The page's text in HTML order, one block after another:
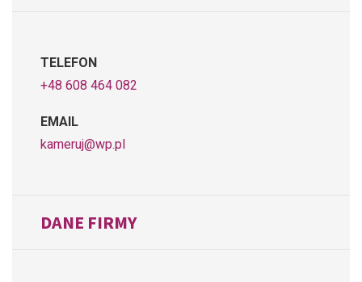
TELEFON
+48 608 464 082
EMAIL
kameruj@wp.pl
DANE FIRMY